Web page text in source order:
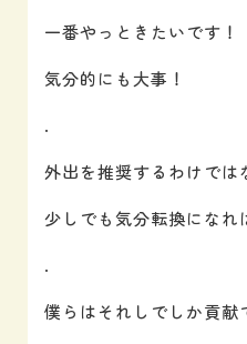
一番やっときたいです！
気分的にも大事！
.
外出を推奨するわけでは
少しでも気分転換になれ
.
僕らはそれしでしか貢献